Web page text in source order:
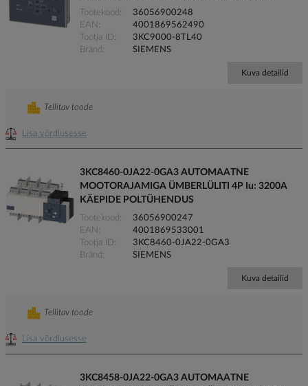
Tootekood
36056900248
EAN
4001869562490
Tootja ID
3KC9000-8TL40
Bränd
SIEMENS
Kuva detailid
Lisa võrdlusesse
Tellitav toode
3KC8460-0JA22-0GA3 AUTOMAATNE
MOOTORAJAMIGA ÜMBERLÜLITI 4P Iu: 3200A
KÄEPIDE POLTÜHENDUS
Tootekood
36056900247
EAN
4001869533001
Tootja ID
3KC8460-0JA22-0GA3
Bränd
SIEMENS
Kuva detailid
Lisa võrdlusesse
Tellitav toode
3KC8458-0JA22-0GA3 AUTOMAATNE